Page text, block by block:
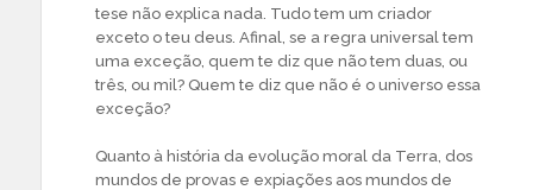
tese não explica nada. Tudo tem um criador
exceto o teu deus. Afinal, se a regra universal tem
uma exceção, quem te diz que não tem duas, ou
três, ou mil? Quem te diz que não é o universo essa
exceção?
Quanto à história da evolução moral da Terra, dos
mundos de provas e expiações aos mundos de